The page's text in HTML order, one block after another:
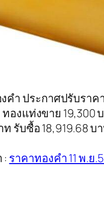
คำ ประกาศปรับรา
ทองแท่งขาย
รับซื้อ 18,919.68
ราคาทองคำ 11 พ.ย